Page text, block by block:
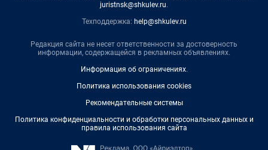
juristnsk@shkulev.ru.
Техподдержка: help@shkulev.ru
Редакция сайта не несет ответственности за достоверность
информации, содержащейся в рекламных объявлениях.
Информация об ограничениях.
Политика использования cookies
Рекомендательные системы
Политика конфиденциальности и обработки персональных данных и
правила использования сайта